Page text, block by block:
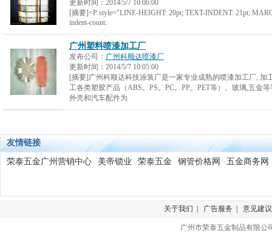
更新时间： 2014/5/7 10:06:00
[摘要]<P style="LINE-HEIGHT: 20pt; TEXT-INDENT: 21pt;
indent-count:
广州塑料喷漆加工厂
发布公司： 广州科顺达喷漆厂
更新时间： 2014/5/7 10:05:00
[摘要]广州科顺达科技涂装厂是一家专业成熟的喷漆加工厂, 加
工各类塑胶产品（ABS。PS。PC。PP。PET等）、玻璃,五金
外壳和汽车配件为
友情链接
荣泰五金广州营销中心 美帝锁业 荣泰五金 钢管价格网 五金商务网
关于我们 广告服务 意见建议
广州市荣泰五金制品有限